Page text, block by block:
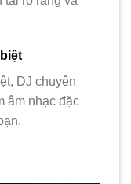
DJ chuyên
âm nhạc đặc